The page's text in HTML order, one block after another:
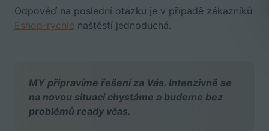
Odpověď na poslední otázku je v případě zákazníků
Eshop-rychle naštěstí jednoduchá.
MY připravíme řešení za Vás. Intenzivně se
na novou situaci chystáme a budeme bez
problémů ready včas.